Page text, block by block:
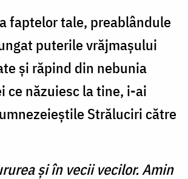
faptelor tale, preablândule
puterile vrăjmaşului
şi răpind din nebu­nia
ce năzuiesc la tine, i-ai
Străluciri către
şi în vecii vecilor. Amin